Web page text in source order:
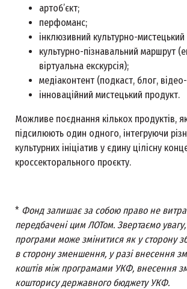
артоб’єкт;
перфоманс;
інклюзивний культурно-
культурно-пізнавальний маршрут
віртуальна екскурсія);
медіаконтент (подкаст, блог,
інноваційний мистецький продукт.
Можливе поєднання кількох продуктів,
підсилюють один одного, інтегруючи
культурних ініціатив у єдину цілісну
кроссекторального проєкту.
* Фонд залишає за собою право не
передбачені цим ЛОТом. Звертаємо
програми може змінитися як у сторону
в сторону зменшення, у разі внесення
коштів між програмами УКФ, внесення
кошторису державного бюджету УКФ.